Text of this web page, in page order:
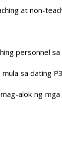
at non-
personnel
sa dating
alok ng